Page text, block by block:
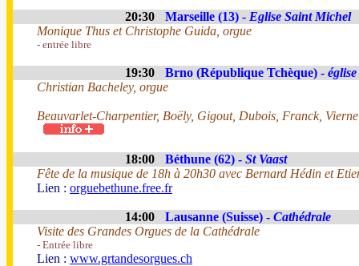
20:30 Marseille (13) - Eglise Saint Michel
Monique Thus et Christophe Guida, orgue
- entrée libre
19:30 Brno (République Tchèque) -
Christian Bacheley, orgue
Beauvarlet-Charpentier, Boëly, Gigout, Dubois, Franck, Vierne
18:00 Béthune (62) - St Vaast
Fête de la musique de 18h à 20h30 avec Bernard Hédin et
Lien : orguebethune.free.fr
14:00 Lausanne (Suisse) - Cathédrale
Visite des Grandes Orgues de la Cathédrale
- Entrée libre
Lien : www.grtandesorgues.ch